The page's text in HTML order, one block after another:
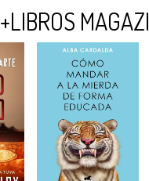
+LIBROS